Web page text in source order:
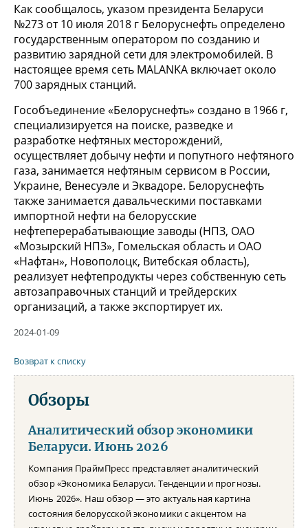
Как сообщалось, указом президента Беларуси
№273 от 10 июля 2018 г Белоруснефть определено
государственным оператором по созданию и
развитию зарядной сети для электромобилей. В
настоящее время сеть MALANKA включает около
700 зарядных станций.
Гособъединение «Белоруснефть» создано в 1966 г,
специализируется на поиске, разведке и
разработке нефтяных месторождений,
осуществляет добычу нефти и попутного нефтяного
газа, занимается нефтяным сервисом в России,
Украине, Венесуэле и Эквадоре. Белоруснефть
также занимается давальческими поставками
импортной нефти на белорусские
нефтеперерабатывающие заводы (НПЗ, ОАО
«Мозырский НПЗ», Гомельская область и ОАО
«Нафтан», Новополоцк, Витебская область),
реализует нефтепродукты через собственную сеть
автозаправочных станций и трейдерских
организаций, а также экспортирует их.
2024-01-09
Возврат к списку
Обзоры
Аналитический обзор экономики
Беларуси. Июнь 2026
Компания ПраймПресс представляет аналитический
обзор «Экономика Беларуси. Тенденции и прогнозы.
Июнь 2026». Наш обзор — это актуальная картина
состояния белорусской экономики с акцентом на